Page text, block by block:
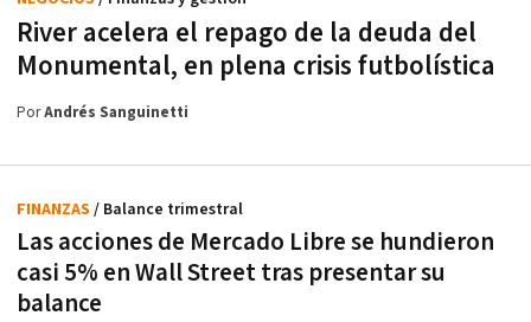
River acelera el repago de la deuda del
Monumental, en plena crisis futbolística
PorAndrés Sanguinetti
Las acciones de Mercado Libre se hundieron
casi 5% en Wall Street tras presentar su
balance
FINANZAS / Balance trimestral